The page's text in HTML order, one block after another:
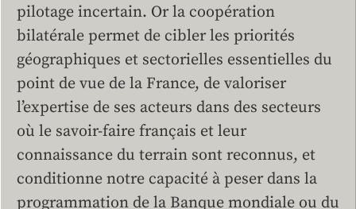
pilotage incertain. Or la coopération
bilatérale permet de cibler les priorités
géographiques et sectorielles essentielles du
point de vue de la France, de valoriser
l’expertise de ses acteurs dans des secteurs
où le savoir-faire français et leur
connaissance du terrain sont reconnus, et
conditionne notre capacité à peser dans la
programmation de la Banque mondiale ou du